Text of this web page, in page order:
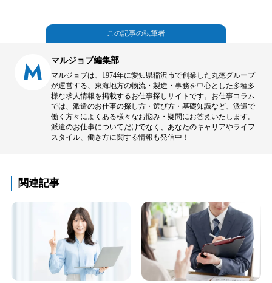
この記事の執筆者
M マルジョブ編集部
マルジョブは、1974年に愛知県稲沢市で創業した丸徳グループ
が運営する、東海地方の物流・製造・事務を中心とした多種多
様な求人情報を掲載するお仕事探しサイトです。お仕事コラム
では、派遣のお仕事の探し方・選び方・基礎知識など、派遣で
働く方々によくある様々なお悩み・疑問にお答えいたします。
派遣のお仕事についてだけでなく、あなたのキャリアやライフ
スタイル、働き方に関する情報も発信中！
関連記事